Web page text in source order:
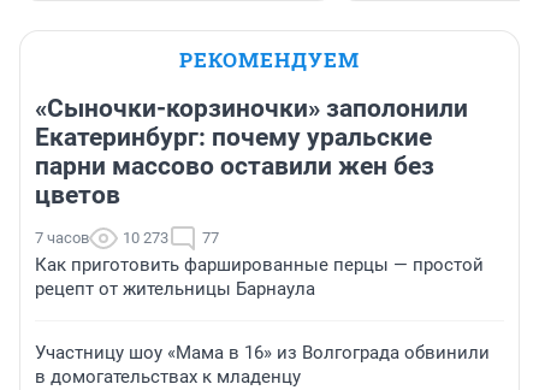
РЕКОМЕНДУЕМ
«Сыночки-корзиночки» заполонили
Екатеринбург: почему уральские
парни массово оставили жен без
цветов
7 часов 10 273 77
Как приготовить фаршированные перцы — простой
рецепт от жительницы Барнаула
Участницу шоу «Мама в 16» из Волгограда обвинили
в домогательствах к младенцу